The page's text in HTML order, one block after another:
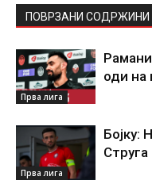
ПОВРЗАНИ СОДРЖИНИ
Прва лига
оди на
Прва лига
Бојку: